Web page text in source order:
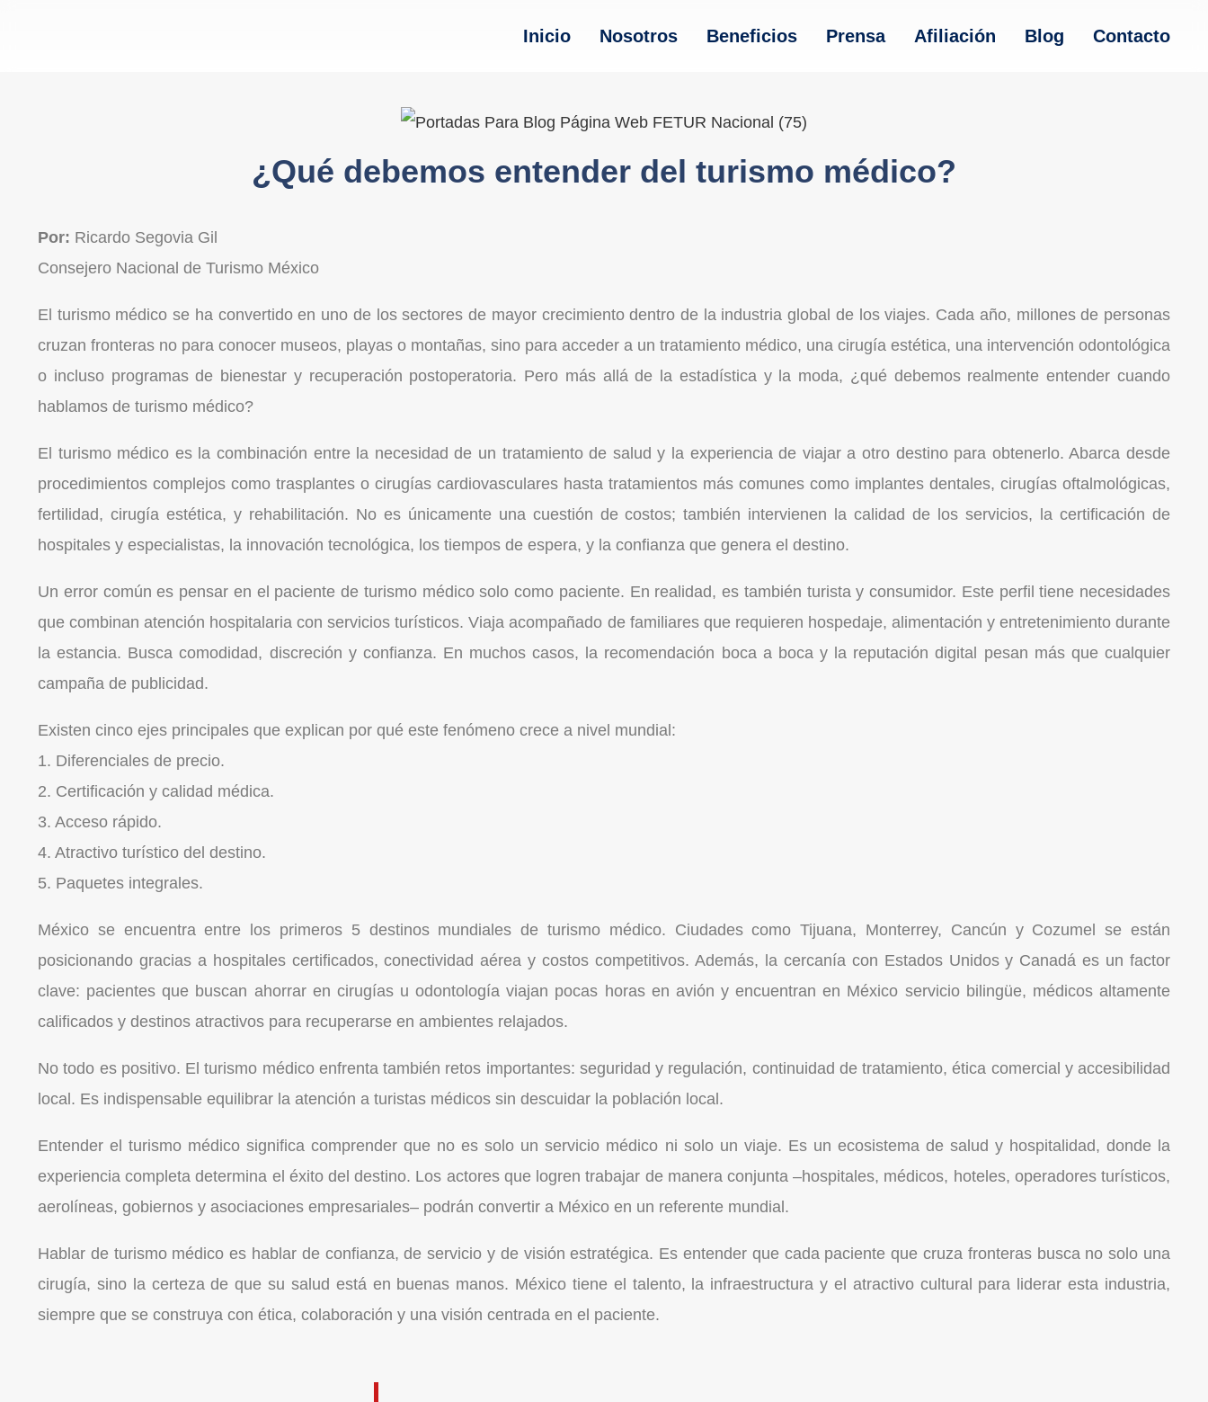
Inicio Nosotros Beneficios Prensa Afiliación Blog Contacto
¿Qué debemos entender del turismo médico?
Por: Ricardo Segovia Gil
Consejero Nacional de Turismo México
El turismo médico se ha convertido en uno de los sectores de mayor crecimiento dentro de la industria global de los viajes. Cada año, millones de personas
cruzan fronteras no para conocer museos, playas o montañas, sino para acceder a un tratamiento médico, una cirugía estética, una intervención odontológica
o incluso programas de bienestar y recuperación postoperatoria. Pero más allá de la estadística y la moda, ¿qué debemos realmente entender cuando
hablamos de turismo médico?
El turismo médico es la combinación entre la necesidad de un tratamiento de salud y la experiencia de viajar a otro destino para obtenerlo. Abarca desde
procedimientos complejos como trasplantes o cirugías cardiovasculares hasta tratamientos más comunes como implantes dentales, cirugías oftalmológicas,
fertilidad, cirugía estética, y rehabilitación. No es únicamente una cuestión de costos; también intervienen la calidad de los servicios, la certificación de
hospitales y especialistas, la innovación tecnológica, los tiempos de espera, y la confianza que genera el destino.
Un error común es pensar en el paciente de turismo médico solo como paciente. En realidad, es también turista y consumidor. Este perfil tiene necesidades
que combinan atención hospitalaria con servicios turísticos. Viaja acompañado de familiares que requieren hospedaje, alimentación y entretenimiento durante
la estancia. Busca comodidad, discreción y confianza. En muchos casos, la recomendación boca a boca y la reputación digital pesan más que cualquier
campaña de publicidad.
Existen cinco ejes principales que explican por qué este fenómeno crece a nivel mundial:
1. Diferenciales de precio.
2. Certificación y calidad médica.
3. Acceso rápido.
4. Atractivo turístico del destino.
5. Paquetes integrales.
México se encuentra entre los primeros 5 destinos mundiales de turismo médico. Ciudades como Tijuana, Monterrey, Cancún y Cozumel se están
posicionando gracias a hospitales certificados, conectividad aérea y costos competitivos. Además, la cercanía con Estados Unidos y Canadá es un factor
clave: pacientes que buscan ahorrar en cirugías u odontología viajan pocas horas en avión y encuentran en México servicio bilingüe, médicos altamente
calificados y destinos atractivos para recuperarse en ambientes relajados.
No todo es positivo. El turismo médico enfrenta también retos importantes: seguridad y regulación, continuidad de tratamiento, ética comercial y accesibilidad
local. Es indispensable equilibrar la atención a turistas médicos sin descuidar la población local.
Entender el turismo médico significa comprender que no es solo un servicio médico ni solo un viaje. Es un ecosistema de salud y hospitalidad, donde la
experiencia completa determina el éxito del destino. Los actores que logren trabajar de manera conjunta –hospitales, médicos, hoteles, operadores turísticos,
aerolíneas, gobiernos y asociaciones empresariales– podrán convertir a México en un referente mundial.
Hablar de turismo médico es hablar de confianza, de servicio y de visión estratégica. Es entender que cada paciente que cruza fronteras busca no solo una
cirugía, sino la certeza de que su salud está en buenas manos. México tiene el talento, la infraestructura y el atractivo cultural para liderar esta industria,
siempre que se construya con ética, colaboración y una visión centrada en el paciente.